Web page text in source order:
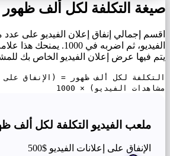
صيغة التكلفة لكل ألف ظهور
اقسم إجمالي إنفاق إعلان الفيديو على
الفيديو، ثم اضربه في
يتم فيها عرض إعلان الفيديو الخاص بك
التكلفة لكل ألف ظهور = (الإنفاق على
مشاهدات الفيديو) × 1000
ملعب الفيديو التكلفة لكل ألف
الإنفاق على إعلانات الفيديو $500